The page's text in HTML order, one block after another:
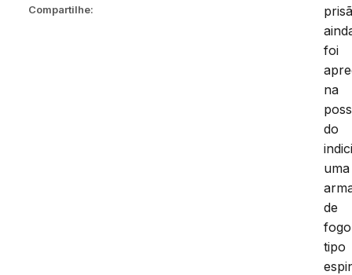
Compartilhe:
foi
na
do
uma
de
fogo
tipo